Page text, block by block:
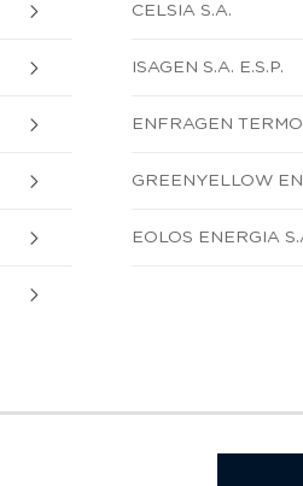
CELSIA S.A.
ISAGEN S.A. E.S.P.
ENFRAGEN
GREENYELLOW
EOLOS ENERGIA